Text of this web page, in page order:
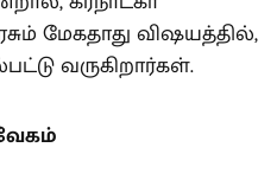
மேகதாது விஷயத்தில்,
வருகிறார்கள்.